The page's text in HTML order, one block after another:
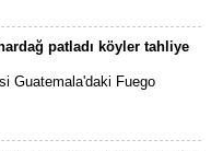
patladı köyler tahliye
Guatemala'daki Fuego